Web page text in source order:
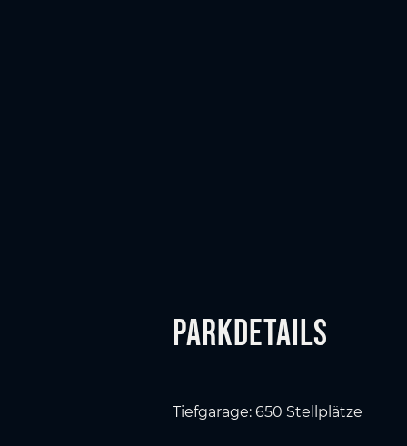
Parkdetails
Tiefgarage: 650 Stellplätze